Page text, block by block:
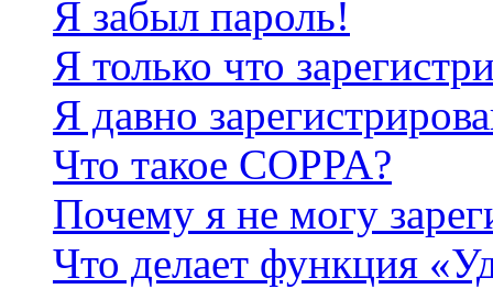
Я забыл пароль!
Я только что
Я давно
Что такое COPPA?
Почему я не могу
Что делает функция